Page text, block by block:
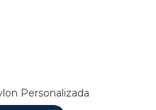
Personalizada